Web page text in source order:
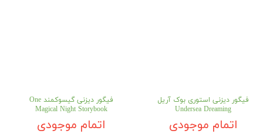
فیگور دیزنی استوری بوک آریل
Undersea Dreaming
اتمام موجودی
فیگور دیزنی گیسوکمند One
Magical Night Storybook
اتمام موجودی